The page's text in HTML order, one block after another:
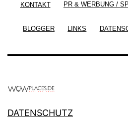
KONTAKT PR & WERBUNG /
BLOGGER LINKS
DATENSCHUTZ